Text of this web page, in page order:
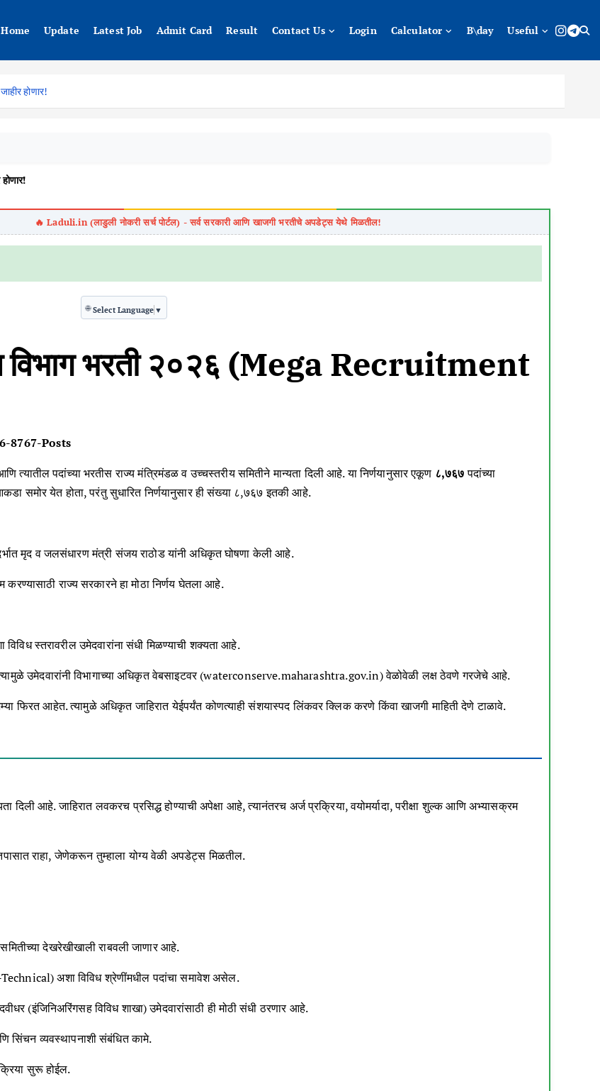
होणार!
🌐 Select Language ▼
विभाग भरती २०२६ (Mega Recruitment
8767-Posts
त्यातील पदांच्या भरतीस राज्य मंत्रिमंडळ व उच्चस्तरीय समितीने मान्यता दिली आहे.या निर्णयानुसार एकूण ८,७६७पदांच्या
समोर येत होता, परंतु सुधारित निर्णयानुसार ही संख्या ८,७६७ इतकी आहे.
मृद व जलसंधारण मंत्री संजय राठोड यांनी अधिकृत घोषणा केली आहे.
करण्यासाठी राज्य सरकारने हा मोठा निर्णय घेतला आहे.
स्तरावरील उमेदवारांना संधी मिळण्याची शक्यता आहे.
उमेदवारांनी विभागाच्या अधिकृत वेबसाइटवर (waterconserve.maharashtra.gov.in) वेळोवेळी लक्ष ठेवणे गरजेचे आहे.
फिरत आहेत.त्यामुळे अधिकृत जाहिरात येईपर्यंत कोणत्याही संशयास्पद लिंकवर क्लिक करणे किंवा खाजगी माहिती देणे टाळावे.
दिली आहे.जाहिरात लवकरच प्रसिद्ध होण्याची अपेक्षा आहे, त्यानंतरच अर्ज प्रक्रिया, वयोमर्यादा, परीक्षा शुल्क आणि अभ्यासक्रम
राहा, जेणेकरून तुम्हाला योग्य वेळी अपडेट्स मिळतील.
देखरेखीखाली राबवली जाणार आहे.
अशा विविध श्रेणींमधील पदांचा समावेश असेल.
(इंजिनिअरिंगसह विविध शाखा) उमेदवारांसाठी ही मोठी संधी ठरणार आहे.
सिंचन व्यवस्थापनाशी संबंधित कामे.
सुरू होईल.
Home Update Latest Job Admit Card Result Contact Us Login Calculator B\day Useful